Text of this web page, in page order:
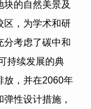
的自然美景及
区，为学术和研
分考虑了碳中和
持续发展的典
放，并在2060年
性设计措施，